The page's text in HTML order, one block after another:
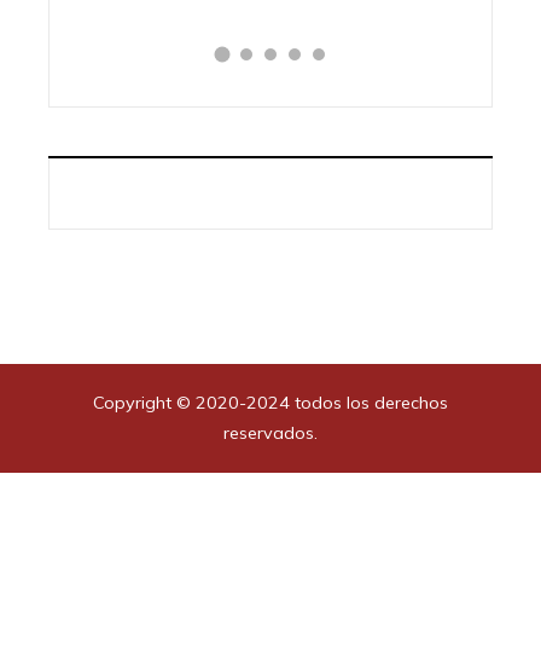
Copyright © 2020-2024 todos los derechos
reservados.